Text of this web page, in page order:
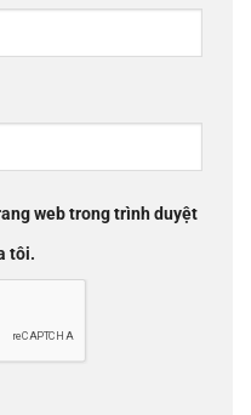
web trong trình duyệt
tôi.